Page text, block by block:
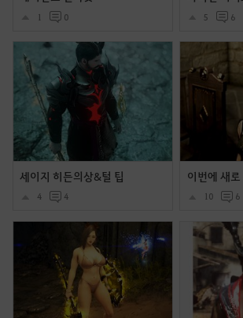
1 0 5 6
세이지 히든의상&털 팁
4 4 10 6